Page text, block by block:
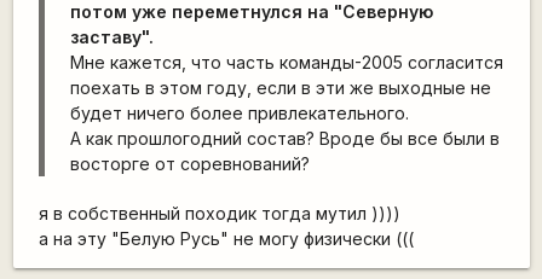
потом уже переметнулся на "Северную
заставу".
Мне кажется, что часть команды-2005 согласится
поехать в этом году, если в эти же выходные не
будет ничего более привлекательного.
А как прошлогодний состав? Вроде бы все были в
восторге от соревнований?
я в собственный походик тогда мутил ))))
а на эту "Белую Русь" не могу физически (((